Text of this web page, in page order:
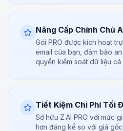
Nâng Cấp Chính Chủ
Gói PRO được kích hoạt
email của bạn, đảm bảo
quyền kiểm soát dữ liệu cá
Tiết Kiệm Chi Phí Tối
Sở hữu Z.AI PRO với mức
hơn đáng kể so với giá